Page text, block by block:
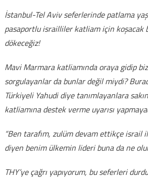
İstanbul-Tel Aviv seferlerinde patlama
pasaportlu israilliler katliam için koşacak
dökeceğiz!
Mavi Marmara katliamında oraya gidip
sorgulayanlar da bunlar değil miydi?
Türkiyeli Yahudi diye tanımlayanlara
katliamına destek verme uyarısı
“Ben tarafım, zulüm devam ettikçe israil
diyen benim ülkemin lideri buna da ne
THY’ye çağrı yapıyorum, bu seferleri